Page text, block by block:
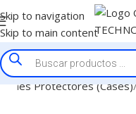
Skip to navigation
Skip to main content
Protectores (Cases)